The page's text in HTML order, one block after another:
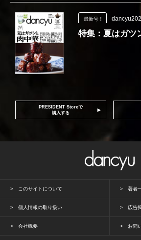
最新号！
特集：夏はガツ
PRESIDENT Storeで
購入する
このサイトについて 著者
個人情報の取り扱い 広告
会社概要 お問